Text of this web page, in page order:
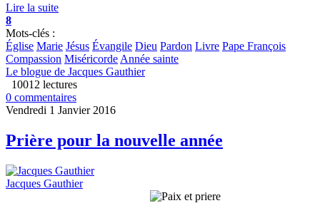
Lire la suite
8
Mots-clés :
Église Marie Jésus Évangile Dieu Pardon Livre Pape François
Compassion Miséricorde Année sainte
Le blogue de Jacques Gauthier
10012 lectures
0 commentaires
Vendredi 1 Janvier 2016
Prière pour la nouvelle année
Jacques Gauthier